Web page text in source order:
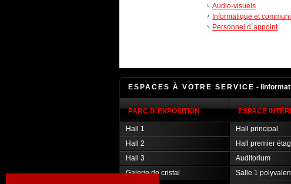
Audio-visuels
Informatique et
Personnel d´appoint
ESPACES À VOTRE SERVICE -
PARC D´EXPOSITION
Hall 1
Hall 2
Hall 3
Galerie de cristal
ESPACE
Hall principal
Hall premier
Auditorium
Salle 1